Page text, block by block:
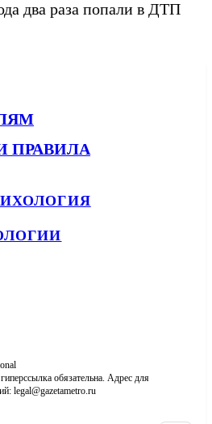
два раза попали в ДТП
ПРАВИЛА
обязательна. Адрес для